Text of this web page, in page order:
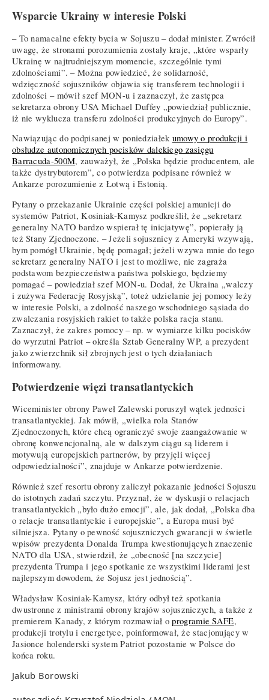
Wsparcie Ukrainy w interesie Polski
– To namacalne efekty bycia w Sojuszu – dodał minister. Zwrócił
uwagę, że stronami porozumienia zostały kraje, „które wsparły
Ukrainę w najtrudniejszym momencie, szczególnie tymi
zdolnościami”. – Można powiedzieć, że solidarność,
wdzięczność sojuszników objawia się transferem technologii i
zdolności – mówił szef MON-u i zaznaczył, że zastępca
sekretarza obrony USA Michael Duffey „powiedział publicznie,
iż nie wyklucza transferu zdolności produkcyjnych do Europy”.
Nawiązując do podpisanej w poniedziałek umowy o produkcji i
obsłudze autonomicznych pocisków dalekiego zasięgu
Barracuda-500M, zauważył, że „Polska będzie producentem, ale
także dystrybutorem”, co potwierdza podpisane również w
Ankarze porozumienie z Łotwą i Estonią.
Pytany o przekazanie Ukrainie części polskiej amunicji do
systemów Patriot, Kosiniak-Kamysz podkreślił, że „sekretarz
generalny NATO bardzo wspierał tę inicjatywę”, popierały ją
też Stany Zjednoczone. – Jeżeli sojusznicy z Ameryki wzywają,
bym pomógł Ukrainie, będę pomagał; jeżeli wzywa mnie do tego
sekretarz generalny NATO i jest to możliwe, nie zagraża
podstawom bezpieczeństwa państwa polskiego, będziemy
pomagać – powiedział szef MON-u. Dodał, że Ukraina „walczy
i zużywa Federację Rosyjską”, toteż udzielanie jej pomocy leży
w interesie Polski, a zdolność naszego wschodniego sąsiada do
zwalczania rosyjskich rakiet to także polska racja stanu.
Zaznaczył, że zakres pomocy – np. w wymiarze kilku pocisków
do wyrzutni Patriot – określa Sztab Generalny WP, a prezydent
jako zwierzchnik sił zbrojnych jest o tych działaniach
informowany.
Potwierdzenie więzi transatlantyckich
Wiceminister obrony Paweł Zalewski poruszył wątek jedności
transatlantyckiej. Jak mówił, „wielka rola Stanów
Zjednoczonych, które chcą ograniczyć swoje zaangażowanie w
obronę konwencjonalną, ale w dalszym ciągu są liderem i
motywują europejskich partnerów, by przyjęli więcej
odpowiedzialności”, znajduje w Ankarze potwierdzenie.
Również szef resortu obrony zaliczył pokazanie jedności Sojuszu
do istotnych zadań szczytu. Przyznał, że w dyskusji o relacjach
transatlantyckich „było dużo emocji”, ale, jak dodał, „Polska dba
o relacje transatlantyckie i europejskie”, a Europa musi być
silniejsza. Pytany o pewność sojuszniczych gwarancji w świetle
wpisów prezydenta Donalda Trumpa kwestionujących znaczenie
NATO dla USA, stwierdził, że „obecność [na szczycie]
prezydenta Trumpa i jego spotkanie ze wszystkimi liderami jest
najlepszym dowodem, że Sojusz jest jednością”.
Władysław Kosiniak-Kamysz, który odbył też spotkania
dwustronne z ministrami obrony krajów sojuszniczych, a także z
premierem Kanady, z którym rozmawiał oprogramie SAFE,
produkcji trotylu i energetyce, poinformował, że stacjonujący w
Jasionce holenderski system Patriot pozostanie w Polsce do
końca roku.
Jakub Borowski